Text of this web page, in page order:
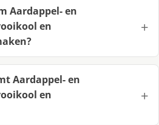
Aardappel- en
en
Aardappel- en
en